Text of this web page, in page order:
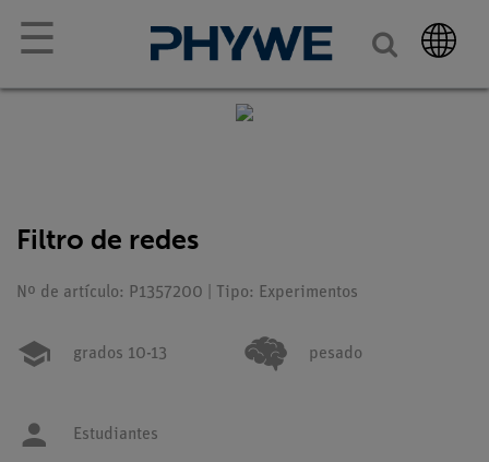
☰
Filtro de redes
Nº de artículo: P1357200 | Tipo: Experimentos
grados 10-13 pesado
Estudiantes